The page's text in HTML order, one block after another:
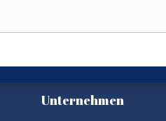
Unternehmen